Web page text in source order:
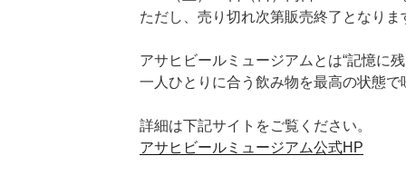
2026”
ただし、売り切れ次第販売終了となりま
アサヒビールミュージアムとは“記憶に
一人ひとりに合う飲み物を最高の状態
詳細は下記サイトをご覧ください。
アサヒビールミュージアム公式HP